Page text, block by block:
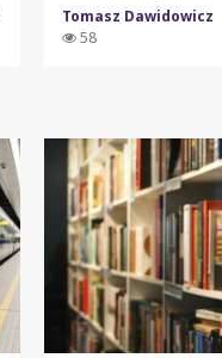
Tomasz Dawidowicz
58